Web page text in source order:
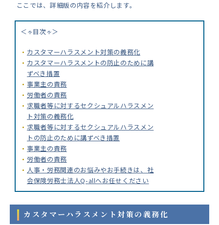
ここでは、詳細版の内容を紹介します。
＜∻目次∻＞
カスタマーハラスメント対策の義務化
カスタマーハラスメントの防止のために講
ずべき措置
事業主の責務
労働者の責務
求職者等に対するセクシュアルハラスメン
ト対策の義務化
求職者等に対するセクシュアルハラスメン
トの防止のために講ずべき措置
事業主の責務
労働者の責務
人事・労務関連のお悩みやお手続きは、社
会保険労務士法人Q-allへお任せください
カスタマーハラスメント対策の義務化